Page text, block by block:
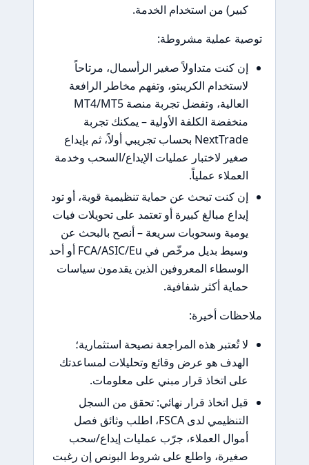
من استخدام الخدمة.
عملية مشروطة:
كنت متداولاً صغير الرأسمال، مرتاحاً
الكريبتو، وتفهم مخاطر الرافعة
العالية، وتفضل تجربة منصة MT4/MT5
الكلفة الأولية – يمكنك تجربة
NextTrade بحساب تجريبي أولاً، ثم بإيداع
لاختبار عمليات الإيداع/السحب وخدمة
كنت تبحث عن حماية تنظيمية قوية، أو تود
مبالغ كبيرة أو تعتمد على تحويلات فيات
وسحوبات سريعة – أنصح بالبحث عن
وسيط بديل مرخّص في FCA/ASIC/Eu أو أحد
المعروفين الذين يقدمون سياسات
أكثر شفافية.
أخيرة:
تُعتبر هذه المراجعة نصيحة استثمارية؛
هو عرض وقائع وتحليلات لمساعدتك
اتخاذ قرار مبني على معلومات.
اتخاذ قرار نهائي: تحقق من السجل
التنظيمي لدى FSCA، اطلب وثائق فصل
العملاء، جرّب عمليات إيداع/سحب
واطلع على شروط البونص إن رغبت